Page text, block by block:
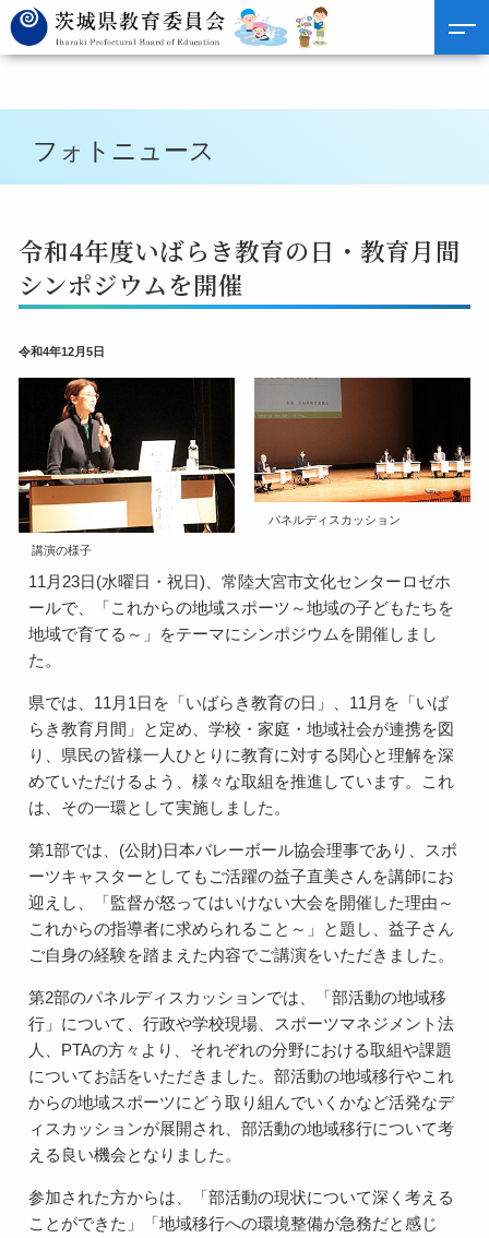
フォトニュース
令和4年度いばらき教育の日・教育月間
シンポジウムを開催
令和4年12月5日
講演の様子
パネルディスカッション
11月23日(水曜日・祝日)、常陸大宮市文化センターロゼホ
ールで、「これからの地域スポーツ～地域の子どもたちを
地域で育てる～」をテーマにシンポジウムを開催しまし
た。
県では、11月1日を「いばらき教育の日」、11月を「いば
らき教育月間」と定め、学校・家庭・地域社会が連携を図
り、県民の皆様一人ひとりに教育に対する関心と理解を深
めていただけるよう、様々な取組を推進しています。これ
は、その一環として実施しました。
第1部では、(公財)日本バレーボール協会理事であり、スポ
ーツキャスターとしてもご活躍の益子直美さんを講師にお
迎えし、「監督が怒ってはいけない大会を開催した理由～
これからの指導者に求められること～」と題し、益子さん
ご自身の経験を踏まえた内容でご講演をいただきました。
第2部のパネルディスカッションでは、「部活動の地域移
行」について、行政や学校現場、スポーツマネジメント法
人、PTAの方々より、それぞれの分野における取組や課題
についてお話をいただきました。部活動の地域移行やこれ
からの地域スポーツにどう取り組んでいくかなど活発なデ
ィスカッションが展開され、部活動の地域移行について考
える良い機会となりました。
参加された方からは、「部活動の現状について深く考える
ことができた」「地域移行への環境整備が急務だと感じ